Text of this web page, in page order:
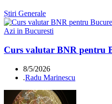
Știri Generale
Azi in Bucuresti
Curs valutar BNR pentru
8/5/2026
.Radu Marinescu